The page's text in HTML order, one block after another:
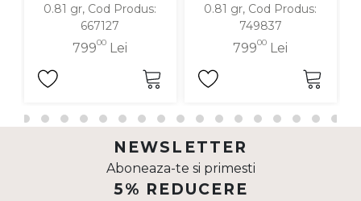
0.81 gr, Cod Produs:
667127
79900 Lei
0.81 gr, Cod Produs:
749837
79900 Lei
NEWSLETTER
Aboneaza-te si primesti
5% REDUCERE